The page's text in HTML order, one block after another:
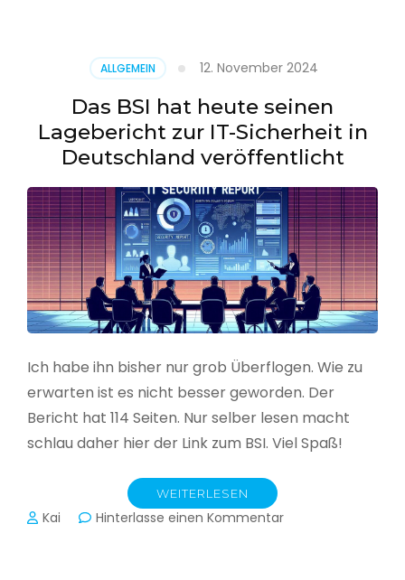
aus
CSV
erstellen
ALLGEMEIN 12. November 2024
Das BSI hat heute seinen
Lagebericht zur IT-Sicherheit in
Deutschland veröffentlicht
Ich habe ihn bisher nur grob Überflogen. Wie zu
erwarten ist es nicht besser geworden. Der
Bericht hat 114 Seiten. Nur selber lesen macht
schlau daher hier der Link zum BSI. Viel Spaß!
WEITERLESEN
Kai Hinterlasse einen Kommentarzu